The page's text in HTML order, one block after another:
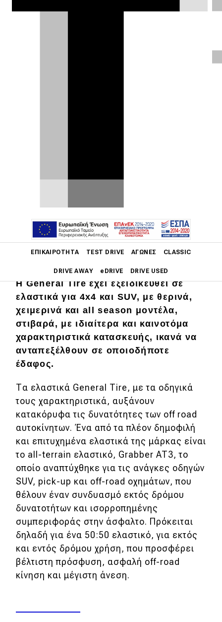
ΕΠΙΚΑΙΡΌΤΗΤΑ TEST DRIVE ΑΓΏΝΕΣ CLASSIC
DRIVE AWAY eDRIVE DRIVE USED
Main navigation
Επικαιρότητα
Νέα μοντέλα
Πρωτότυπα
Ελλάδα
Κόσμος
Τεχνολογία
Ασφάλεια
Αγορά
Απόψεις
Test Drive
Δοκιμή
Αποστολή
Συγκρίνουμε
Continental, κατασκευάζει προϊόντα
Η General Tire έχει εξειδικευθεί σε
ελαστικά για 4x4 και SUV, με θερινά,
χειμερινά και all season μοντέλα,
στιβαρά, με ιδιαίτερα και καινοτόμα
χαρακτηριστικά κατασκευής, ικανά να
ανταπεξέλθουν σε οποιοδήποτε
έδαφος.
Τα ελαστικά General Tire, με τα οδηγικά
τους χαρακτηριστικά, αυξάνουν
κατακόρυφα τις δυνατότητες των off road
αυτοκίνητων. Ένα από τα πλέον δημοφιλή
και επιτυχημένα ελαστικά της μάρκας είναι
το all-terrain ελαστικό, Grabber AT3, το
οποίο αναπτύχθηκε για τις ανάγκες οδηγών
SUV, pick-up και off-road οχημάτων, που
θέλουν έναν συνδυασμό εκτός δρόμου
δυνατοτήτων και ισορροπημένης
συμπεριφοράς στην άσφαλτο. Πρόκειται
δηλαδή για ένα 50:50 ελαστικό, για εκτός
και εντός δρόμου χρήση, που προσφέρει
βέλτιστη πρόσφυση, ασφαλή off-road
κίνηση και μέγιστη άνεση.